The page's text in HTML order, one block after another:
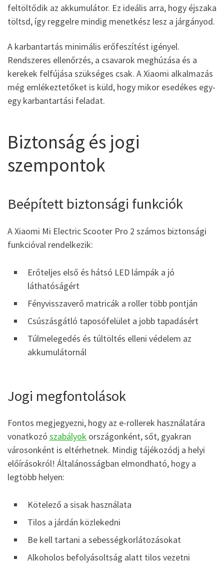
feltöltődik az akkumulátor. Ez ideális arra, hogy éjszaka
töltsd, így reggelre mindig menetkész lesz a járgányod.
A karbantartás minimális erőfeszítést igényel.
Rendszeres ellenőrzés, a csavarok meghúzása és a
kerekek felfújása szükséges csak. A Xiaomi alkalmazás
még emlékeztetőket is küld, hogy mikor esedékes egy-
egy karbantartási feladat.
Biztonság és jogi
szempontok
Beépített biztonsági funkciók
A Xiaomi Mi Electric Scooter Pro 2 számos biztonsági
funkcióval rendelkezik:
Erőteljes első és hátsó LED lámpák a jó
láthatóságért
Fényvisszaverő matricák a roller több pontján
Csúszásgátló taposófelület a jobb tapadásért
Túlmelegedés és túltöltés elleni védelem az
akkumulátornál
Jogi megfontolások
Fontos megjegyezni, hogy az e-rollerek használatára
vonatkozó szabályok országonként, sőt, gyakran
városonként is eltérhetnek. Mindig tájékozódj a helyi
előírásokról! Általánosságban elmondható, hogy a
legtöbb helyen:
Kötelező a sisak használata
Tilos a járdán közlekedni
Be kell tartani a sebességkorlátozásokat
Alkoholos befolyásoltság alatt tilos vezetni